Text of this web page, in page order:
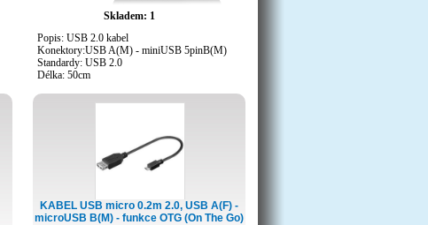
Skladem: 1
Popis: USB 2.0 kabel
Konektory:USB A(M) - miniUSB 5pinB(M)
Standardy: USB 2.0
Délka: 50cm
KABEL USB micro 0.2m 2.0, USB A(F) -
microUSB B(M) - funkce OTG (On The Go)